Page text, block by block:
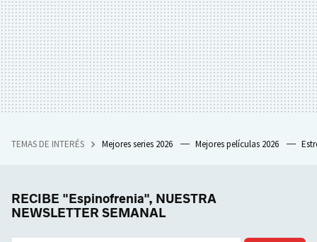
TEMAS DE INTERÉS Mejores series 2026 Mejores películas 2026
RECIBE "Espinofrenia", NUESTRA
NEWSLETTER SEMANAL